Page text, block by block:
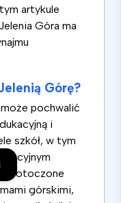
artykule
Góra ma
Górę?
pochwalić
i
szkół, w tym
otoczone
górskimi,